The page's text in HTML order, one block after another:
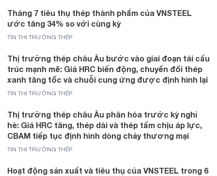
Tháng 7 tiêu thụ thép thành phẩm của VNSTEEL
ước tăng 34% so với cùng kỳ
TIN THỊ TRƯỜNG THÉP
Thị trường thép châu Âu bước vào giai đoạn tái cấu
trúc mạnh mẽ: Giá HRC biến động, chuyển đổi thép
xanh tăng tốc và chuỗi cung ứng được định hình lại
TIN THỊ TRƯỜNG THÉP
Thị trường thép châu Âu phân hóa trước kỳ nghỉ
hè: Giá HRC tăng, thép dài và thép tấm chịu áp lực,
CBAM tiếp tục định hình dòng chảy thương mại
TIN THỊ TRƯỜNG THÉP
Hoạt động sản xuất và tiêu thụ của VNSTEEL trong 6